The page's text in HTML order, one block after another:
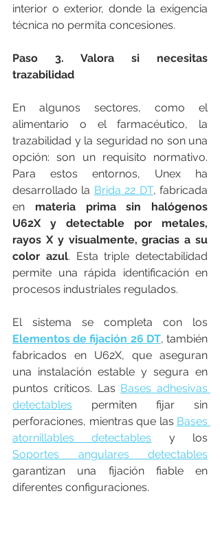
interior o exterior, donde la exigencia
técnica no permita concesiones.
Paso 3. Valora si necesitas
trazabilidad
En algunos sectores, como el
alimentario o el farmacéutico, la
trazabilidad y la seguridad no son una
opción: son un requisito normativo.
Para estos entornos, Unex ha
desarrollado la Brida 22 DT, fabricada
en materia prima sin halógenos
U62X y detectable por metales,
rayos X y visualmente, gracias a su
color azul. Esta triple detectabilidad
permite una rápida identificación en
procesos industriales regulados.
Elementos de fijación 26 DT, también
fabricados en U62X, que aseguran
una instalación estable y segura en
puntos críticos. Las Bases adhesivas
detectables permiten fijar sin
perforaciones, mientras que las Bases
atornillables detectables
Soportes angulares detectables
garantizan una fijación fiable en
diferentes configuraciones.